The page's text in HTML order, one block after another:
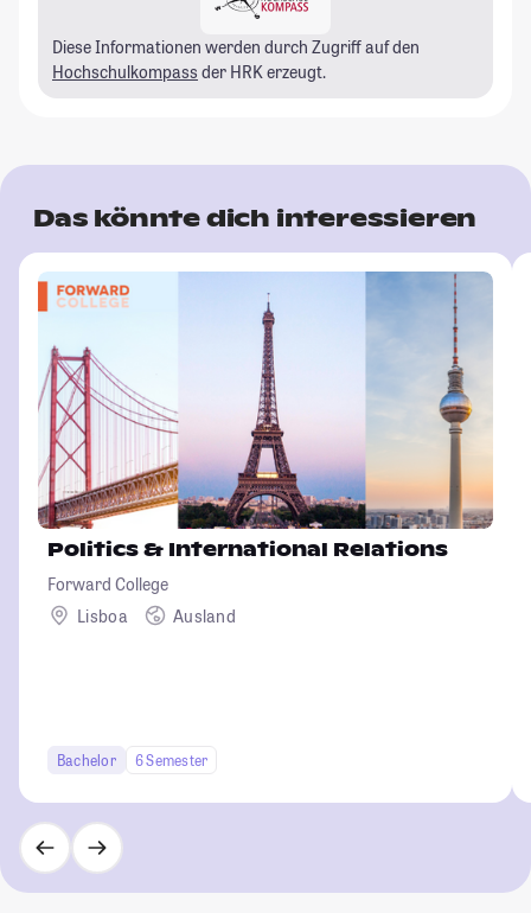
Diese Informationen werden durch Zugriff auf den
Hochschulkompass der HRK erzeugt.
Das könnte dich interessieren
Politics & International Relations
Forward College
Lisboa
Ausland
Bachelor 6 Semester